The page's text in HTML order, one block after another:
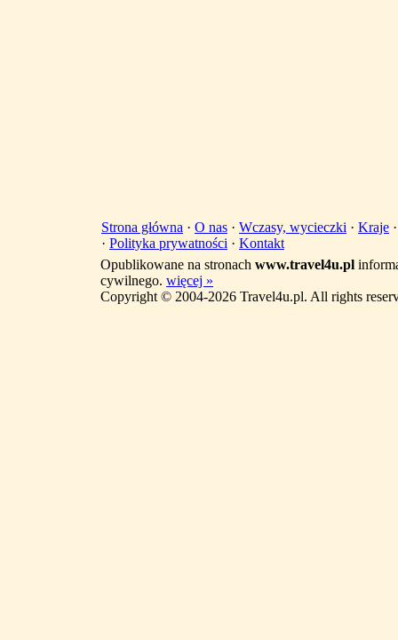
Strona główna · O nas · Wczasy, wycieczki · Kraje
· Polityka prywatności · Kontakt
Opublikowane na stronach www.travel4u.pl
cywilnego. więcej »
Copyright © 2004-2026 Travel4u.pl. All rights